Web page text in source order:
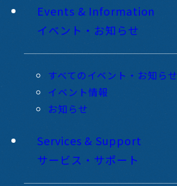
Events & Information
イベント・お知らせ
すべてのイベント・お知らせ
イベント情報
お知らせ
Services & Support
サービス・サポート